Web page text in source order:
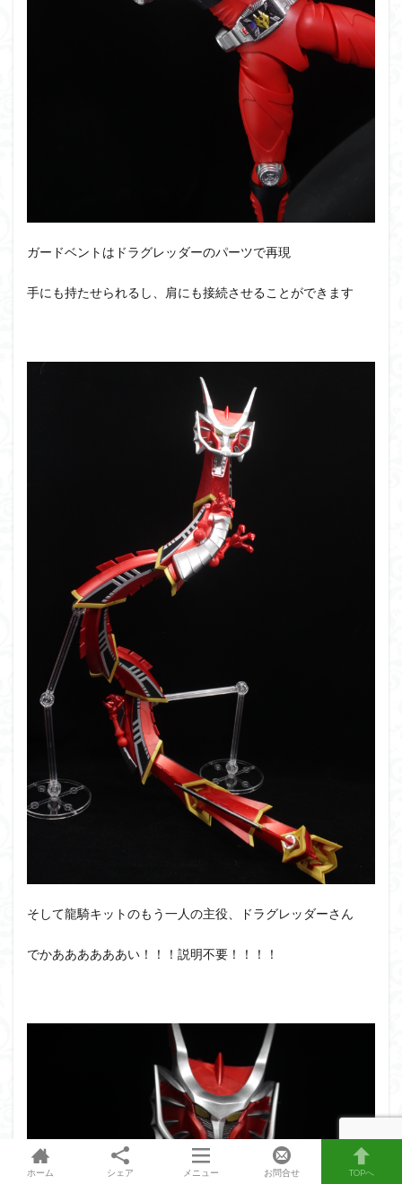
ガードベントはドラグレッダーのパーツで再現
手にも持たせられるし、肩にも接続させることができます
そして龍騎キットのもう一人の主役、ドラグレッダーさん
でかああああああい！！！説明不要！！！！
ホーム シェア メニュー お問合せ TOPへ